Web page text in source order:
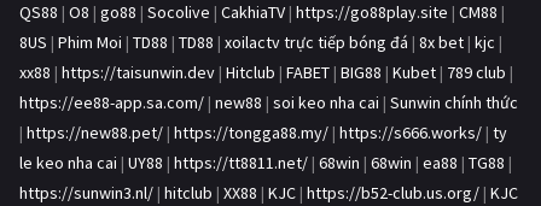
QS88 | O8 | go88 | Socolive | CakhiaTV | https://go88play.site | CM88 |
8US | Phim Moi | TD88 | TD88 | xoilactv trực tiếp bóng đá | 8x bet | kjc |
xx88 | https://taisunwin.dev | Hitclub | FABET | BIG88 | Kubet | 789 club |
https://ee88-app.sa.com/ | new88 | soi keo nha cai | Sunwin chính thức
| https://new88.pet/ | https://tongga88.my/ | https://s666.works/ | ty
le keo nha cai | UY88 | https://tt8811.net/ | 68win | 68win | ea88 | TG88 |
https://sunwin3.nl/ | hitclub | XX88 | KJC | https://b52-club.us.org/ | KJC